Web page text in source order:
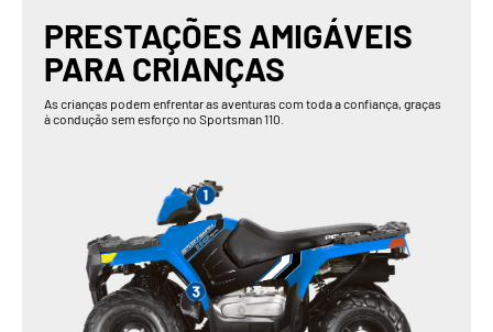
PRESTAÇÕES AMIGÁVEIS
PARA CRIANÇAS
As crianças podem enfrentar as aventuras com toda a confiança, graças
à condução sem esforço no Sportsman 110.